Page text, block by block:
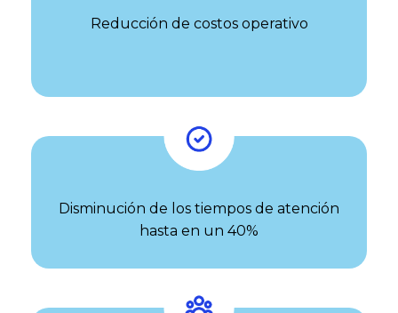
Reducción de costos operativo
Disminución de los tiempos de atención
hasta en un 40%